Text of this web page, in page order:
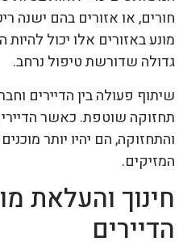
חורים, או אזורים בהם ישנה
מונע באזורים אלו יכול
גדולה שדורשת טיפול נרחב.
שיתוף פעולה בין הדיירים
תחזוקה שוטפת. כאשר
והתחזוקה, הם יהיו יותר
המזיקים.
חינוך והעלאת
הדיירים